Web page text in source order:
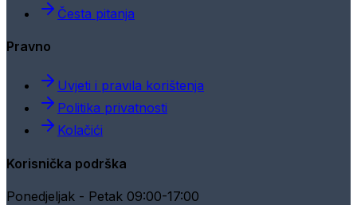
Česta pitanja
Pravno
Uvjeti i pravila korištenja
Politika privatnosti
Kolačići
Korisnička podrška
Ponedjeljak - Petak 09:00-17:00